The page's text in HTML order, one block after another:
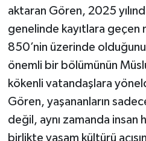
aktaran Gören, 2025
genelinde kayıtlara geçen
850’nin üzerinde olduğunu
önemli bir bölümünün
kökenli vatandaşlara
Gören, yaşananların
değil, aynı zamanda insan
birlikte yaşam kültürü